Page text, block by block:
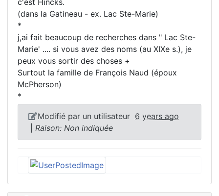
c'est Hincks.
(dans la Gatineau - ex. Lac Ste-Marie)
*
j,ai fait beaucoup de recherches dans " Lac Ste-
Marie' .... si vous avez des noms (au XIXe s.), je
peux vous sortir des choses +
Surtout la famille de François Naud (époux
McPherson)
*
Modifié par un utilisateur 6 years ago
Raison: Non indiquée